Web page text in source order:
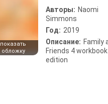
показать
обложку
Авторы: Naomi
Simmons
Год: 2019
Описание: Family
Friends 4
edition